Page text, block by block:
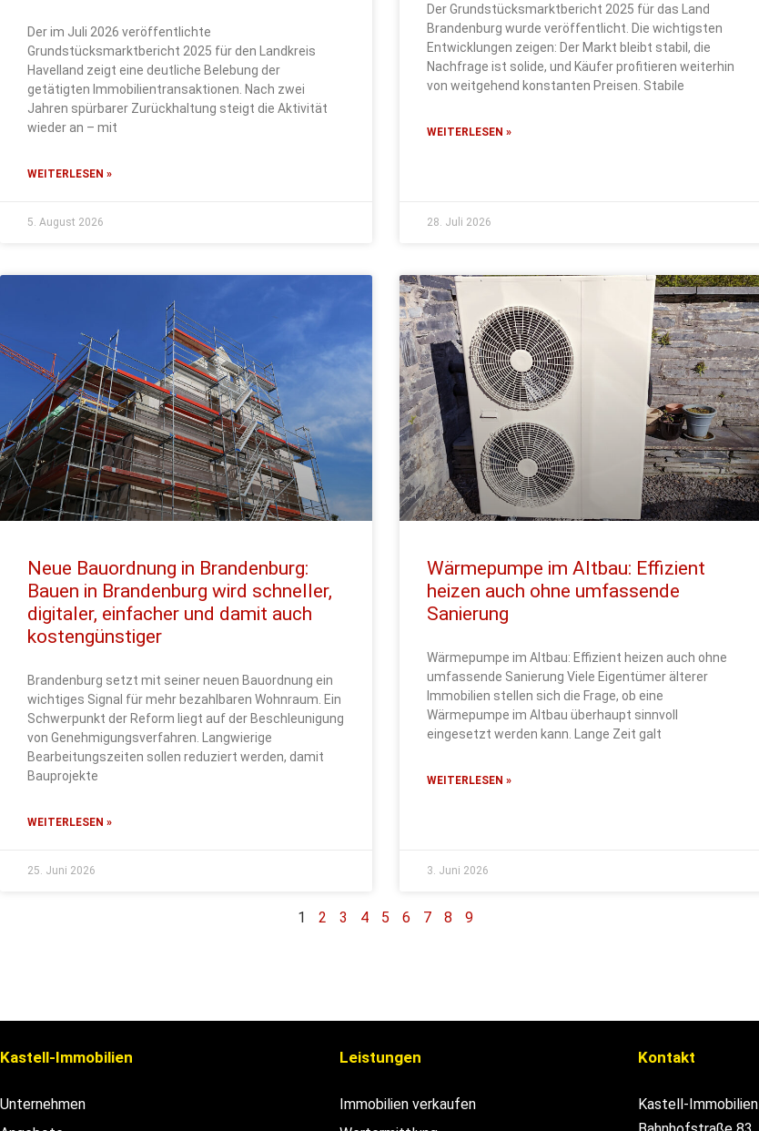
Der im Juli 2026 veröffentlichte
Grundstücksmarktbericht 2025 für den Landkreis
Havelland zeigt eine deutliche Belebung der
getätigten Immobilientransaktionen. Nach zwei
Jahren spürbarer Zurückhaltung steigt die Aktivität
wieder an – mit
WEITERLESEN »
5. August 2026
Der Grundstücksmarktbericht 2025 für das Land
Brandenburg wurde veröffentlicht. Die wichtigsten
Entwicklungen zeigen: Der Markt bleibt stabil, die
Nachfrage ist solide, und Käufer profitieren weiterhin
von weitgehend konstanten Preisen. Stabile
WEITERLESEN »
28. Juli 2026
Neue Bauordnung in Brandenburg:
Bauen in Brandenburg wird schneller,
digitaler, einfacher und damit auch
kostengünstiger
Brandenburg setzt mit seiner neuen Bauordnung ein
wichtiges Signal für mehr bezahlbaren Wohnraum. Ein
Schwerpunkt der Reform liegt auf der Beschleunigung
von Genehmigungsverfahren. Langwierige
Bearbeitungszeiten sollen reduziert werden, damit
Bauprojekte
WEITERLESEN »
25. Juni 2026
Wärmepumpe im Altbau: Effizient
heizen auch ohne umfassende
Sanierung
Wärmepumpe im Altbau: Effizient heizen auch ohne
umfassende Sanierung Viele Eigentümer älterer
Immobilien stellen sich die Frage, ob eine
Wärmepumpe im Altbau überhaupt sinnvoll
eingesetzt werden kann. Lange Zeit galt
WEITERLESEN »
3. Juni 2026
1 2 3 4 5 6 7 8 9
Kastell-Immobilien
Unternehmen
Leistungen
Immobilien verkaufen
Kontakt
Kastell-Immobilien